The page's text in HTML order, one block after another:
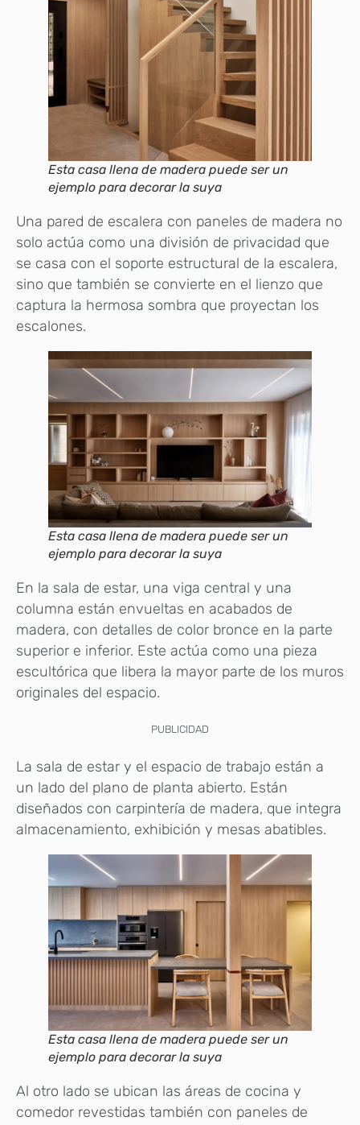
Esta casa llena de madera puede ser un
ejemplo para decorar la suya
Una pared de escalera con paneles de madera no
solo actúa como una división de privacidad que
se casa con el soporte estructural de la escalera,
sino que también se convierte en el lienzo que
captura la hermosa sombra que proyectan los
escalones.
Esta casa llena de madera puede ser un
ejemplo para decorar la suya
En la sala de estar, una viga central y una
columna están envueltas en acabados de
madera, con detalles de color bronce en la parte
superior e inferior. Este actúa como una pieza
escultórica que libera la mayor parte de los muros
originales del espacio.
PUBLICIDAD
La sala de estar y el espacio de trabajo están a
un lado del plano de planta abierto. Están
diseñados con carpintería de madera, que integra
almacenamiento, exhibición y mesas abatibles.
Esta casa llena de madera puede ser un
ejemplo para decorar la suya
Al otro lado se ubican las áreas de cocina y
comedor revestidas también con paneles de